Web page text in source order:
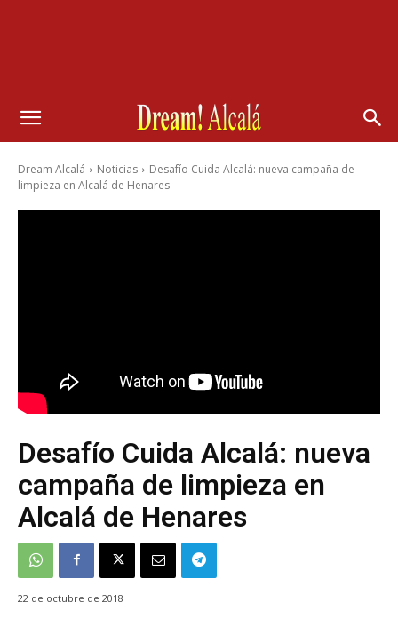
Dream Alcalá Noticias
Desafío Cuida Alcalá: nueva campaña de
limpieza en Alcalá de Henares
Desafío Cuida Alcalá: nueva
campaña de limpieza en
Alcalá de Henares
22 de octubre de 2018